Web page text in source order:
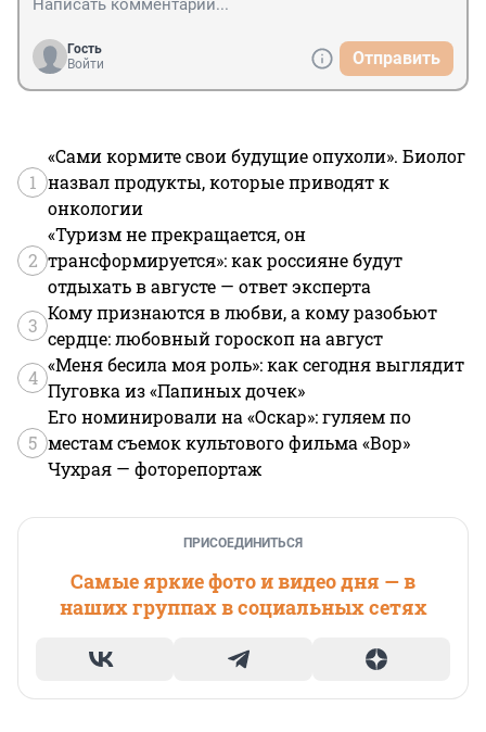
Гость
Войти
Отправить
1
«Сами кормите свои будущие опухоли». Биолог
назвал продукты, которые приводят к
онкологии
2
«Туризм не прекращается, он
трансформируется»: как россияне будут
отдыхать в августе — ответ эксперта
3
Кому признаются в любви, а кому разобьют
сердце: любовный гороскоп на август
4
«Меня бесила моя роль»: как сегодня выглядит
Пуговка из «Папиных дочек»
5
Его номинировали на «Оскар»: гуляем по
местам съемок культового фильма «Вор»
Чухрая — фоторепортаж
ПРИСОЕДИНИТЬСЯ
Самые яркие фото и видео дня — в
наших группах в социальных сетях